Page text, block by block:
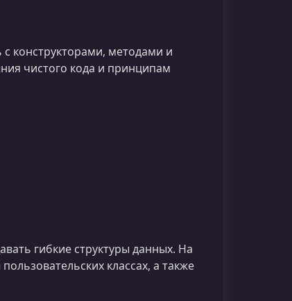
конструкторами, методами и
чистого кода и принципам
гибкие структуры данных. На
классах, а также